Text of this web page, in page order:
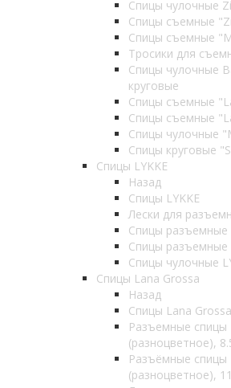
Спицы чулочные
Спицы съемные
Спицы съемные
Тросики для
Спицы чулочные
круговые
Спицы съемные
Спицы съемные
Спицы чулочные
Спицы круговые
Спицы LYKKE
Назад
Спицы LYKKE
Лески для
Спицы разъемные
Спицы разъемные
Спицы чулочные
Спицы Lana Grossa
Назад
Спицы Lana Grossa
Разъемные спицы
(разноцветное),
Разъёмные спицы
(разноцветное),